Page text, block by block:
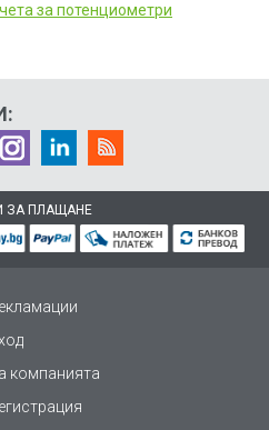
за потенциометри
ЗА ПЛАЩАНЕ
компанията